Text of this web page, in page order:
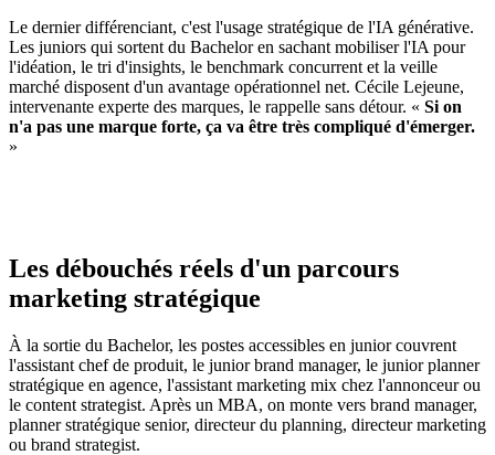
Le dernier différenciant, c'est l'usage stratégique de l'IA générative.
Les juniors qui sortent du Bachelor en sachant mobiliser l'IA pour
l'idéation, le tri d'insights, le benchmark concurrent et la veille
marché disposent d'un avantage opérationnel net. Cécile Lejeune,
intervenante experte des marques, le rappelle sans détour. « Si on
n'a pas une marque forte, ça va être très compliqué d'émerger.
»
Les débouchés réels d'un parcours
marketing stratégique
À la sortie du Bachelor, les postes accessibles en junior couvrent
l'assistant chef de produit, le junior brand manager, le junior planner
stratégique en agence, l'assistant marketing mix chez l'annonceur ou
le content strategist. Après un MBA, on monte vers brand manager,
planner stratégique senior, directeur du planning, directeur marketing
ou brand strategist.